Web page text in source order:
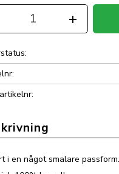
+
i en något smalare